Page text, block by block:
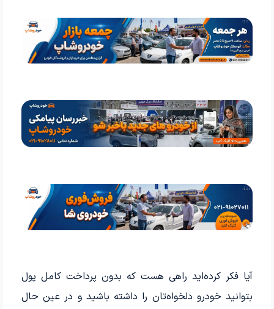
آیا فکر کرده‌اید راهی هست که بدون پرداخت کامل پول
بتوانید خودرو دلخواه‌تان را داشته باشید و در عین حال